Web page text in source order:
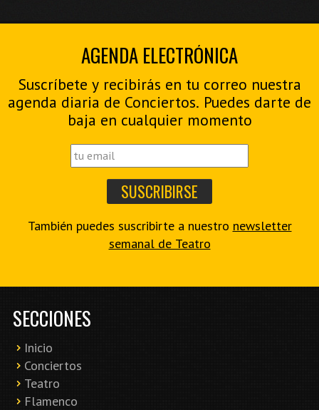
AGENDA ELECTRÓNICA
Suscríbete y recibirás en tu correo nuestra
agenda diaria de Conciertos. Puedes darte de
baja en cualquier momento
También puedes suscribirte a nuestro newsletter
semanal de Teatro
SECCIONES
Inicio
Conciertos
Teatro
Flamenco